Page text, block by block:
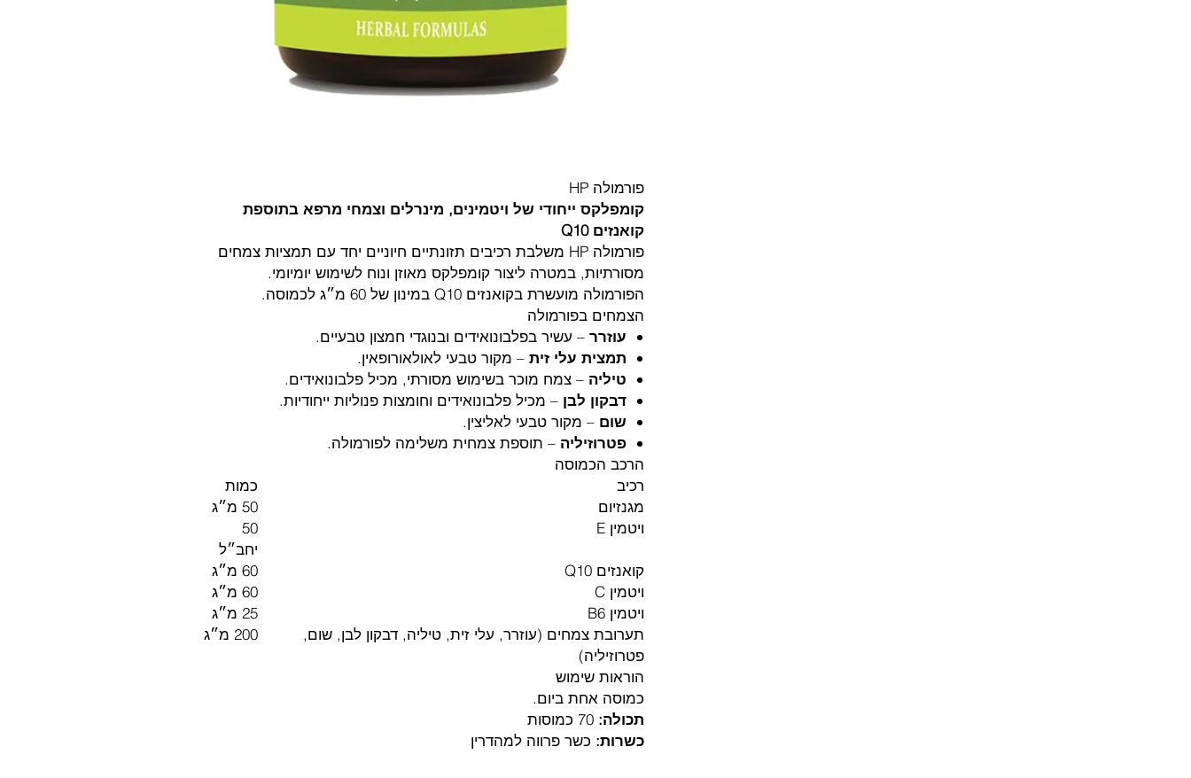
פורמולה HP
קומפלקס ייחודי של ויטמינים, מינרלים וצמחי מרפא בתוספת
קואנזים Q10
פורמולה HP משלבת רכיבים תזונתיים חיוניים יחד עם תמציות צמחים
מסורתיות, במטרה ליצור קומפלקס מאוזן ונוח לשימוש יומיומי.
הפורמולה מועשרת בקואנזים Q10 במינון של 60 מ״ג לכמוסה.
הצמחים בפורמולה
עוזרר – עשיר בפלבונואידים ובנוגדי חמצון טבעיים.
תמצית עלי זית – מקור טבעי לאולאורופאין.
טיליה – צמח מוכר בשימוש מסורתי, מכיל פלבונואידים.
דבקון לבן – מכיל פלבונואידים וחומצות פנוליות ייחודיות.
שום – מקור טבעי לאליצין.
פטרוזיליה – תוספת צמחית משלימה לפורמולה.
הרכב הכמוסה
רכיב
כמות
מגנזיום
50 מ״ג
ויטמין E
50
יחב״ל
קואנזים Q10
60 מ״ג
ויטמין C
60 מ״ג
ויטמין B6
25 מ״ג
תערובת צמחים (עוזרר, עלי זית, טיליה, דבקון לבן, שום,
פטרוזיליה)
200 מ״ג
הוראות שימוש
כמוסה אחת ביום.
תכולה:
כשרות: כשר פרווה למהדרין